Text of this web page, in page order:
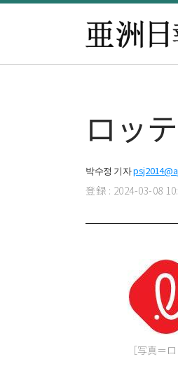
ロッ
박수정 기자
登録 : 2024-03-08
［写真＝